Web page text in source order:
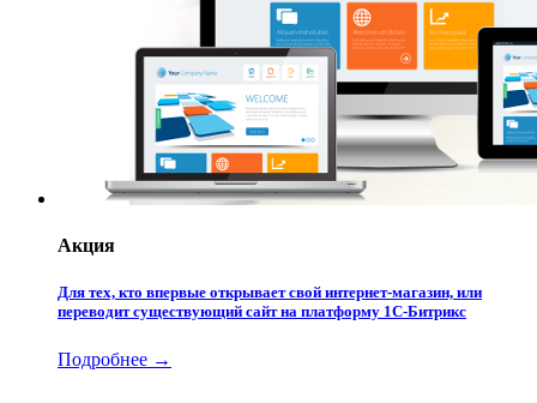
Акция
Для тех, кто впервые открывает свой интернет-магазин, или
переводит существующий сайт на платформу 1С-Битрикс
Подробнее →